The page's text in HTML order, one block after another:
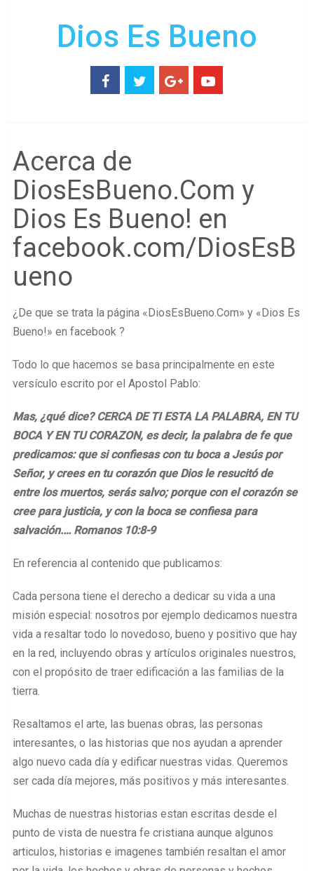
Dios Es Bueno
Acerca de
DiosEsBueno.Com y
Dios Es Bueno! en
facebook.com/DiosEsB
ueno
¿De que se trata la página «DiosEsBueno.Com» y «Dios Es
Bueno!» en facebook ?
Todo lo que hacemos se basa principalmente en este
versículo escrito por el Apostol Pablo:
Mas, ¿qué dice? CERCA DE TI ESTA LA PALABRA, EN TU
BOCA Y EN TU CORAZON, es decir, la palabra de fe que
predicamos: que si confiesas con tu boca a Jesús por
Señor, y crees en tu corazón que Dios le resucitó de
entre los muertos, serás salvo;porque con el corazón se
cree para justicia, y con la boca se confiesa para
salvación.… Romanos 10:8-9
En referencia al contenido que publicamos:
Cada persona tiene el derecho a dedicar su vida a una
misión especial: nosotros por ejemplo dedicamos nuestra
vida a resaltar todo lo novedoso, bueno y positivo que hay
en la red, incluyendo obras y artículos originales nuestros,
con el propósito de traer edificación a las familias de la
tierra.
Resaltamos el arte, las buenas obras, las personas
interesantes, o las historias que nos ayudan a aprender
algo nuevo cada día y edificar nuestras vidas. Queremos
ser cada día mejores, más positivos y más interesantes.
Muchas de nuestras historias estan escritas desde el
punto de vista de nuestra fe cristiana aunque algunos
articulos, historias e imagenes también resaltan el amor